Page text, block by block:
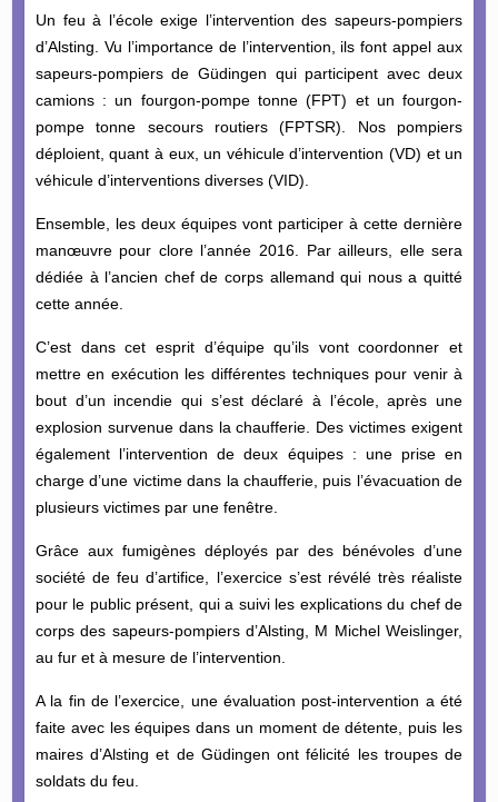
Un feu à l’école exige l’intervention des sapeurs-pompiers
d’Alsting. Vu l’importance de l’intervention, ils font appel aux
sapeurs-pompiers de Güdingen qui participent avec deux
camions : un fourgon-pompe tonne (FPT) et un fourgon-
pompe tonne secours routiers (FPTSR). Nos pompiers
déploient, quant à eux, un véhicule d’intervention (VD) et un
véhicule d’interventions diverses (VID).
Ensemble, les deux équipes vont participer à cette dernière
manœuvre pour clore l’année 2016. Par ailleurs, elle sera
dédiée à l’ancien chef de corps allemand qui nous a quitté
cette année.
C’est dans cet esprit d’équipe qu’ils vont coordonner et
mettre en exécution les différentes techniques pour venir à
bout d’un incendie qui s’est déclaré à l’école, après une
explosion survenue dans la chaufferie. Des victimes exigent
également l’intervention de deux équipes : une prise en
charge d’une victime dans la chaufferie, puis l’évacuation de
plusieurs victimes par une fenêtre.
Grâce aux fumigènes déployés par des bénévoles d’une
société de feu d’artifice, l’exercice s’est révélé très réaliste
pour le public présent, qui a suivi les explications du chef de
corps des sapeurs-pompiers d’Alsting, M Michel Weislinger,
au fur et à mesure de l’intervention.
A la fin de l’exercice, une évaluation post-intervention a été
faite avec les équipes dans un moment de détente, puis les
maires d’Alsting et de Güdingen ont félicité les troupes de
soldats du feu.